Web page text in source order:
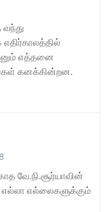
வந்து
எத்தனை
கனக்கின்றன.
வே.நி.சூர்யாவின்
எல்லைகளுக்கும்